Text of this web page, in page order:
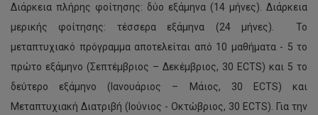
Διάρκεια πλήρης φοίτησης: δύο εξάμηνα (14 μήνες). Διάρκεια
μερικής φοίτησης: τέσσερα εξάμηνα (24 μήνες). Το
μεταπτυχιακό πρόγραμμα αποτελείται από 10 μαθήματα - 5 το
πρώτο εξάμηνο (Σεπτέμβριος – Δεκέμβριος, 30 ECTS) και 5 το
δεύτερο εξάμηνο (Ιανουάριος – Μάιος, 30 ECTS) και
Μεταπτυχιακή Διατριβή (Ιούνιος - Οκτώβριος, 30 ΕCTS). Για την